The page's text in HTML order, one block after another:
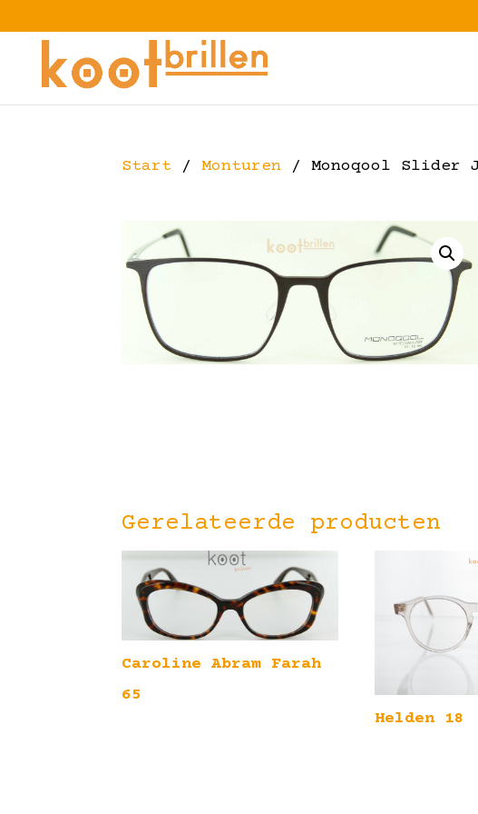
Start /Monturen / Monoqool Slider
Gerelateerde producten
Caroline Abram Farah
65
Helden 18